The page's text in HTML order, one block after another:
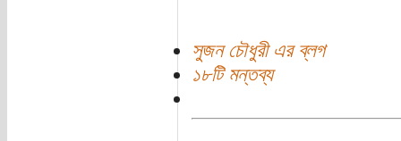
সুজন চৌধুরী এর ব্লগ
১৮টি মন্তব্য